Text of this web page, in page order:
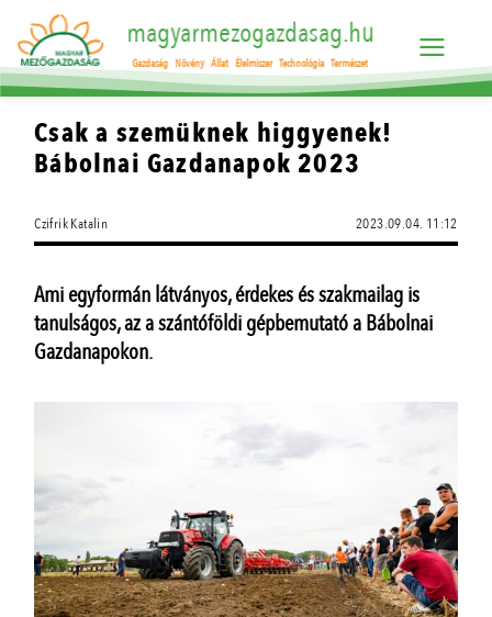
magyarmezogazdasag.hu
Gazdaság Növény Állat Élelmiszer Technológia Természet
Csak a szemüknek higgyenek!
Bábolnai Gazdanapok 2023
Czifrik Katalin 2023.09.04. 11:12
Ami egyformán látványos, érdekes és szakmailag is
tanulságos, az a szántóföldi gépbemutató a Bábolnai
Gazdanapokon.